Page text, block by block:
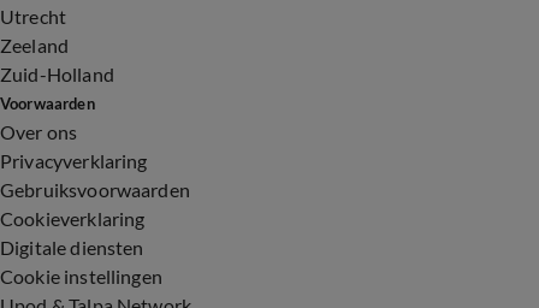
Utrecht
Zeeland
Zuid-Holland
Voorwaarden
Over ons
Privacyverklaring
Gebruiksvoorwaarden
Cookieverklaring
Digitale diensten
Cookie instellingen